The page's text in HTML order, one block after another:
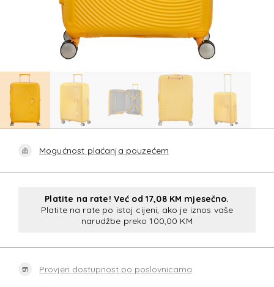
Mogućnost plaćanja pouzećem
Platite na rate! Već od 17,08 KM mjesečno.
Platite na rate po istoj cijeni, ako je iznos vaše
narudžbe preko 100,00 KM
Provjeri dostupnost po poslovnicama